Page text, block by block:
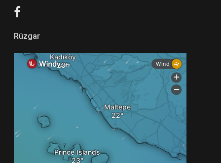
Rüzgar